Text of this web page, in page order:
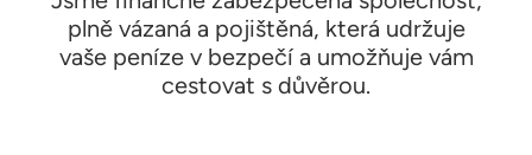
plně vázaná a pojištěná, která udržuje
vaše peníze v bezpečí a umožňuje vám
cestovat s důvěrou.